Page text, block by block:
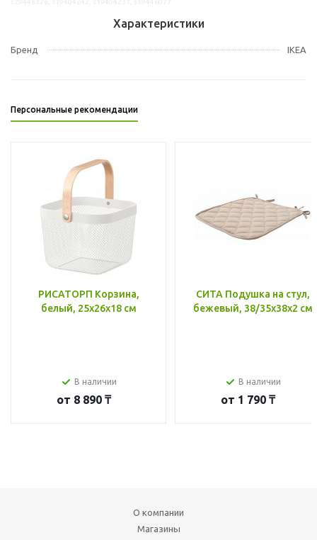
Характеристики
Бренд IKEA
Персональные рекомендации
РИСАТОРП Корзина,
белый, 25x26x18 см
В наличии
от 8 890 ₸
СИТА Подушка на стул,
бежевый, 38/35x38x2 см
В наличии
от 1 790 ₸
О компании
Магазины